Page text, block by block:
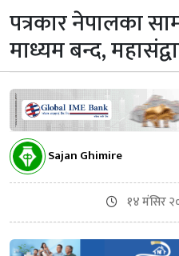
पत्रकार नेपालका
माध्यम बन्द,
Sajan Ghimire
१४ मंसिर